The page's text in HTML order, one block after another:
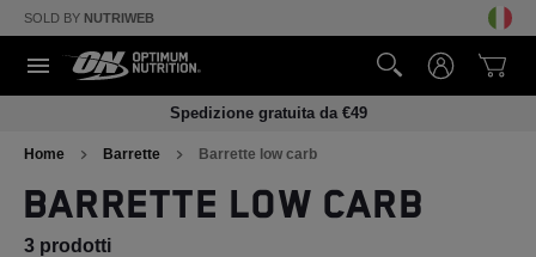
SOLD BY NUTRIWEB
Spedizione gratuita da €49
Home Barrette Barrette low carb
Barrette low carb
3 prodotti